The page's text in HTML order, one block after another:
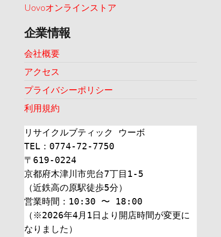
Uovoオンラインストア
企業情報
会社概要
アクセス
プライバシーポリシー
利用規約
リサイクルブティック ウーボ
TEL：0774-72-7750
〒619-0224
京都府木津川市兜台7丁目1-5
（近鉄高の原駅徒歩5分）
営業時間：10:30 〜 18:00
（※2026年4月1日より開店時間が変更に
なりました）